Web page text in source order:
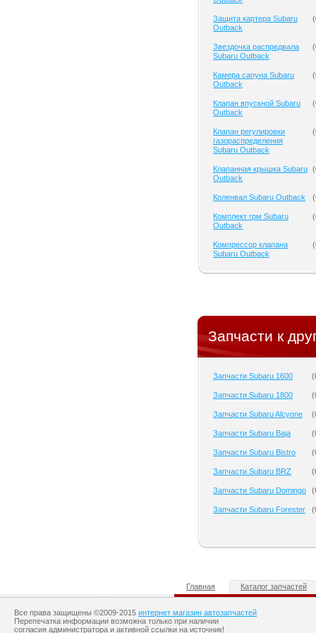
Защита картера Subaru
Outback
(
Звездочка распредвала
Subaru Outback
(
Камера сапуна Subaru
Outback
(
Клапан впускной Subaru
Outback
(
Клапан регулировки
газораспределения
Subaru Outback
(
Клапанная крышка Subaru
Outback
(
Коленвал Subaru Outback (
Комплект грм Subaru
Outback
(
Компрессор клапана
Subaru Outback
(
Запчасти к
Запчасти Subaru 1600 (
Запчасти Subaru 1800 (
Запчасти Subaru Alcyone (
Запчасти Subaru Baja (
Запчасти Subaru Bistro (
Запчасти Subaru BRZ (
Запчасти Subaru Domingo (
Запчасти Subaru Forester (
Главная Каталог запчастей
Все права защищены ©2009-2015 интернет магазин автозапчастей
Перепечатка информации возможна только при наличии
согласия администратора и активной ссылки на источник!